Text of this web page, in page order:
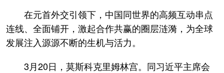
在元首外交引领下，中国同世界的高频互动串点
连线、全面铺开，激起合作共赢的圈层涟漪，为全球
发展注入源源不断的生机与活力。
3月20日，莫斯科克里姆林宫。同习近平主席会